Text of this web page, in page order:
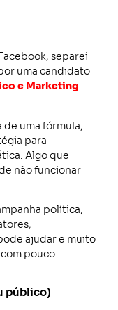
separei
uma candidato
e Marketing
de uma fórmula,
para
Algo que
não funcionar
política,
ajudar e muito
pouco
público)